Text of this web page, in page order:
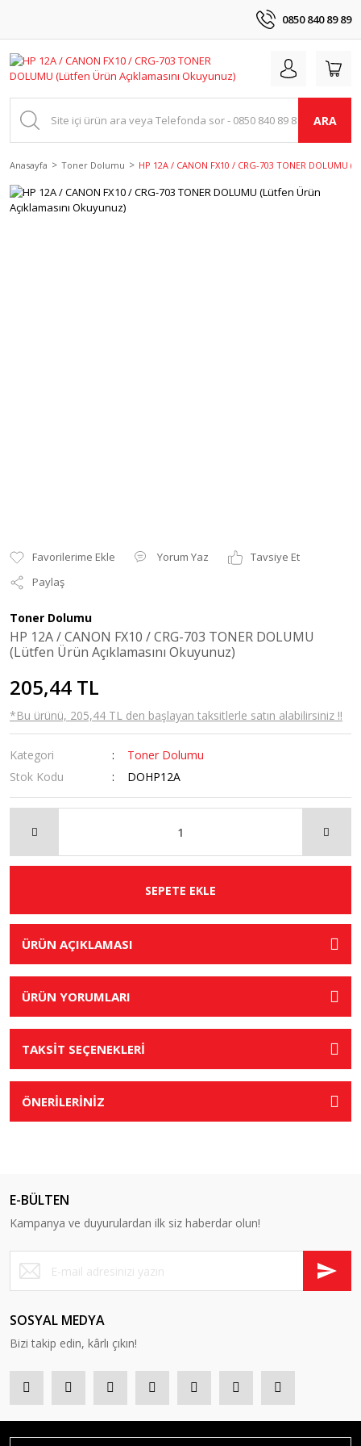
0850 840 89 89
ARA
Anasayfa Toner Dolumu HP 12A / CANON FX10 / CRG-703 TONER DOLUMU
Yorum Yaz
Tavsiye Et
Paylaş
Toner Dolumu
HP 12A / CANON FX10 / CRG-703 TONER DOLUMU
(Lütfen Ürün Açıklamasını Okuyunuz)
205,44 TL
*Bu ürünü, 205,44 TL den başlayan taksitlerle satın alabilirsiniz !!
Kategori
Toner Dolumu
Stok Kodu
DOHP12A
SEPETE EKLE
ÜRÜN AÇIKLAMASI
ÜRÜN YORUMLARI
TAKSİT SEÇENEKLERİ
ÖNERİLERİNİZ
E-BÜLTEN
Kampanya ve duyurulardan ilk siz haberdar olun!
SOSYAL MEDYA
Bizi takip edin, kârlı çıkın!